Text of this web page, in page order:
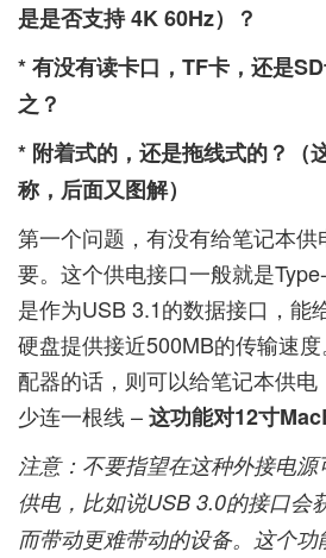
是是否支持 4K 60Hz）？
* 有没有读卡口，TF卡，还是
之？
* 附着式的，还是拖线式的？（
称，后面又图解）
第一个问题，有没有给笔记本
要。这个供电接口一般就是
是作为USB 3.1的数据接口，能
硬盘提供接近500MB的传输速
配器的话，则可以给笔记本供
少连一根线 –这功能对12寸
注意：不要指望在这种外接电
供电，比如说USB 3.0的接口会
而带动更难带动的设备。这个功